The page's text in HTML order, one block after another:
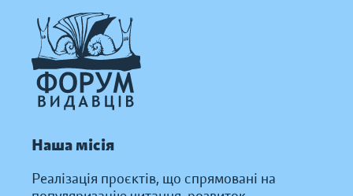
Наша місія
Реалізація проєктів, що спрямовані на